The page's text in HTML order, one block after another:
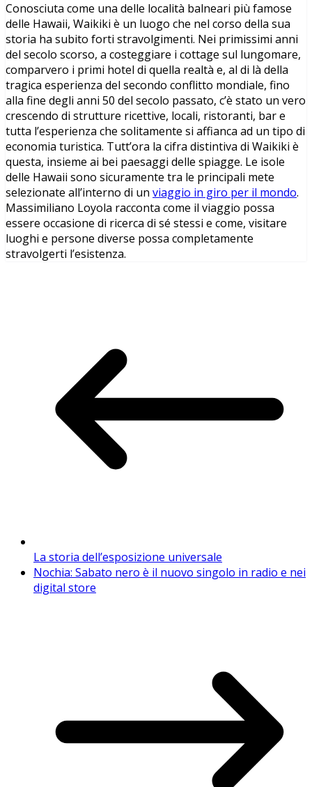
Conosciuta come una delle località balneari più famose
delle Hawaii, Waikiki è un luogo che nel corso della sua
storia ha subito forti stravolgimenti. Nei primissimi anni
del secolo scorso, a costeggiare i cottage sul lungomare,
comparvero i primi hotel di quella realtà e, al di là della
tragica esperienza del secondo conflitto mondiale, fino
alla fine degli anni 50 del secolo passato, c’è stato un vero
crescendo di strutture ricettive, locali, ristoranti, bar e
tutta l’esperienza che solitamente si affianca ad un tipo di
economia turistica. Tutt’ora la cifra distintiva di Waikiki è
questa, insieme ai bei paesaggi delle spiagge. Le isole
delle Hawaii sono sicuramente tra le principali mete
selezionate all’interno di un viaggio in giro per il mondo.
Massimiliano Loyola racconta come il viaggio possa
essere occasione di ricerca di sé stessi e come, visitare
luoghi e persone diverse possa completamente
stravolgerti l’esistenza.
La storia dell’esposizione universale
Nochia: Sabato nero è il nuovo singolo in radio e nei
digital store